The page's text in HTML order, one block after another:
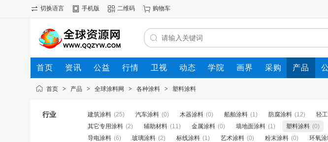
切换语言 手机版 二维码 购物车
首页 资讯 公益 行情 卫视 动态 学院 画界 采购 产品
首页 > 产品 > 全球涂料网 > 各种涂料 > 塑料涂料
行业 建筑涂料 (25) 汽车涂料 (0) 木器涂料 (0) 船舶涂料 (1) 防腐涂料 (12) 轻
其它专用涂料 (2) 辅助材料 (11) 金属涂料 (0) 墙地面涂料 (1) 塑料涂料 (0)
导电涂料 (6) 玻璃涂料 (2) 标线涂料 (1) 艺术涂料 (0) 粉末涂料 (0) 环氧